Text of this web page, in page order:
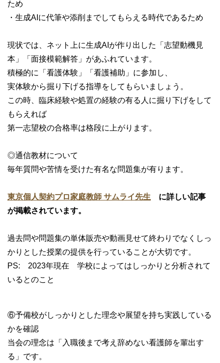
ため
・生成AIに代筆や添削までしてもらえる時代であるため
現状では、ネット上に生成AIが作り出した「志望動機見
本」「面接模範解答」があふれています。
積極的に「看護体験」「看護補助」に参加し、
実体験から掘り下げる指導をしてもらいましょう。
この時、臨床経験や処置の経験の有る人に掘り下げをして
もらえれば
第一志望校の合格率は格段に上がります。
◎通信教材について
毎年質問や苦情を受けた有名な問題集が有ります。
東京個人契約プロ家庭教師 サムライ先生 に詳しい記事
が掲載されています。
過去問や問題集の単体販売や動画見せて終わりでなくしっ
かりとした授業の提供を行っていることが大切です。
PS: 2023年現在 学校によってはしっかりと分析されて
いるとのこと
⑥予備校がしっかりとした理念や展望を持ち実践している
かを確認
当会の理念は「入職後まで考え辞めない看護師を輩出す
る」です。